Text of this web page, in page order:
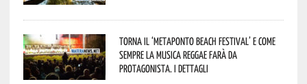
Torna il ‘Metaponto beach festival’ e come
sempre la musica reggae farà da
protagonista. I dettagli